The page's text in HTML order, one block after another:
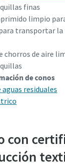
finas
limpio
transportar
chorros de aire
de conos
residuales
con